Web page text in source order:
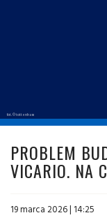
fot. © tottenham
PROBLEM
VICARIO. NA
19 marca 2026 | 14:25